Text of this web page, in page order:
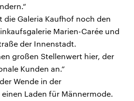
die Galeria Kaufhof noch den
Marien-Carée und
der Innenstadt.
großen Stellenwert hier, der
Kunden an.“
Wende in der
Laden für Männermode.